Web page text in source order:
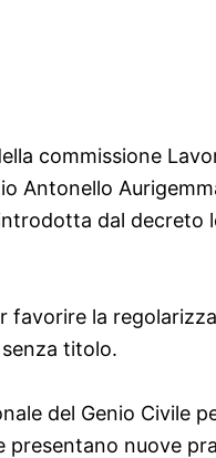
commissione
Antonello
dal
favorire la
titolo.
del Genio Civile
nuove